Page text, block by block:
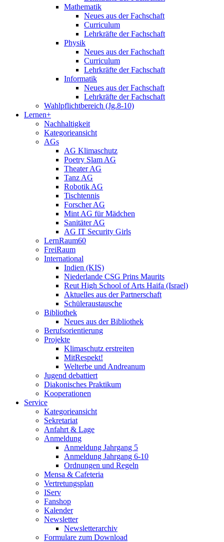
Mathematik
Neues aus der Fachschaft
Curriculum
Lehrkräfte der Fachschaft
Physik
Neues aus der Fachschaft
Curriculum
Lehrkräfte der Fachschaft
Informatik
Neues aus der Fachschaft
Lehrkräfte der Fachschaft
Wahlpflichtbereich (Jg.8-10)
Lernen+
Nachhaltigkeit
Kategorieansicht
AGs
AG Klimaschutz
Poetry Slam AG
Theater AG
Tanz AG
Robotik AG
Tischtennis
Forscher AG
Mint AG für Mädchen
Sanitäter AG
AG IT Security Girls
LernRaum60
FreiRaum
International
Indien (KIS)
Niederlande CSG Prins Maurits
Reut High School of Arts Haifa (Israel)
Aktuelles aus der Partnerschaft
Schüleraustausche
Bibliothek
Neues aus der Bibliothek
Berufsorientierung
Projekte
Klimaschutz erstreiten
MitRespekt!
Welterbe und Andreanum
Jugend debattiert
Diakonisches Praktikum
Kooperationen
Service
Kategorieansicht
Sekretariat
Anfahrt & Lage
Anmeldung
Anmeldung Jahrgang 5
Anmeldung Jahrgang 6-10
Ordnungen und Regeln
Mensa & Cafeteria
Vertretungsplan
IServ
Fanshop
Kalender
Newsletter
Newsletterarchiv
Formulare zum Download